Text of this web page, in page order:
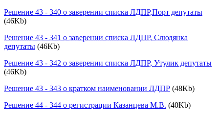
Решение 43 - 340 о заверении списка ЛДПР,Порт депутаты
(46Kb)
Решение 43 - 341 о заверении списка ЛДПР, Слюдянка
депутаты (46Kb)
Решение 43 - 342 о заверении списка ЛДПР, Утулик депутаты
(46Kb)
Решение 43 - 343 о кратком наименовании ЛДПР (48Kb)
Решение 44 - 344 о регистрации Казанцева М.В. (40Kb)